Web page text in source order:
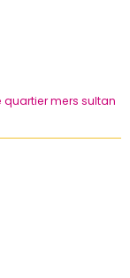
quartier mers sultan